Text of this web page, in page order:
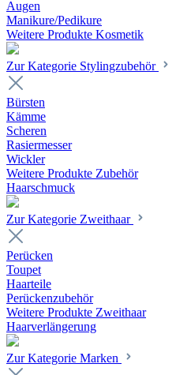
Augen
Manikure/Pedikure
Weitere Produkte Kosmetik
Zur Kategorie Stylingzubehör
Bürsten
Kämme
Scheren
Rasiermesser
Wickler
Weitere Produkte Zubehör
Haarschmuck
Zur Kategorie Zweithaar
Perücken
Toupet
Haarteile
Perückenzubehör
Weitere Produkte Zweithaar
Haarverlängerung
Zur Kategorie Marken